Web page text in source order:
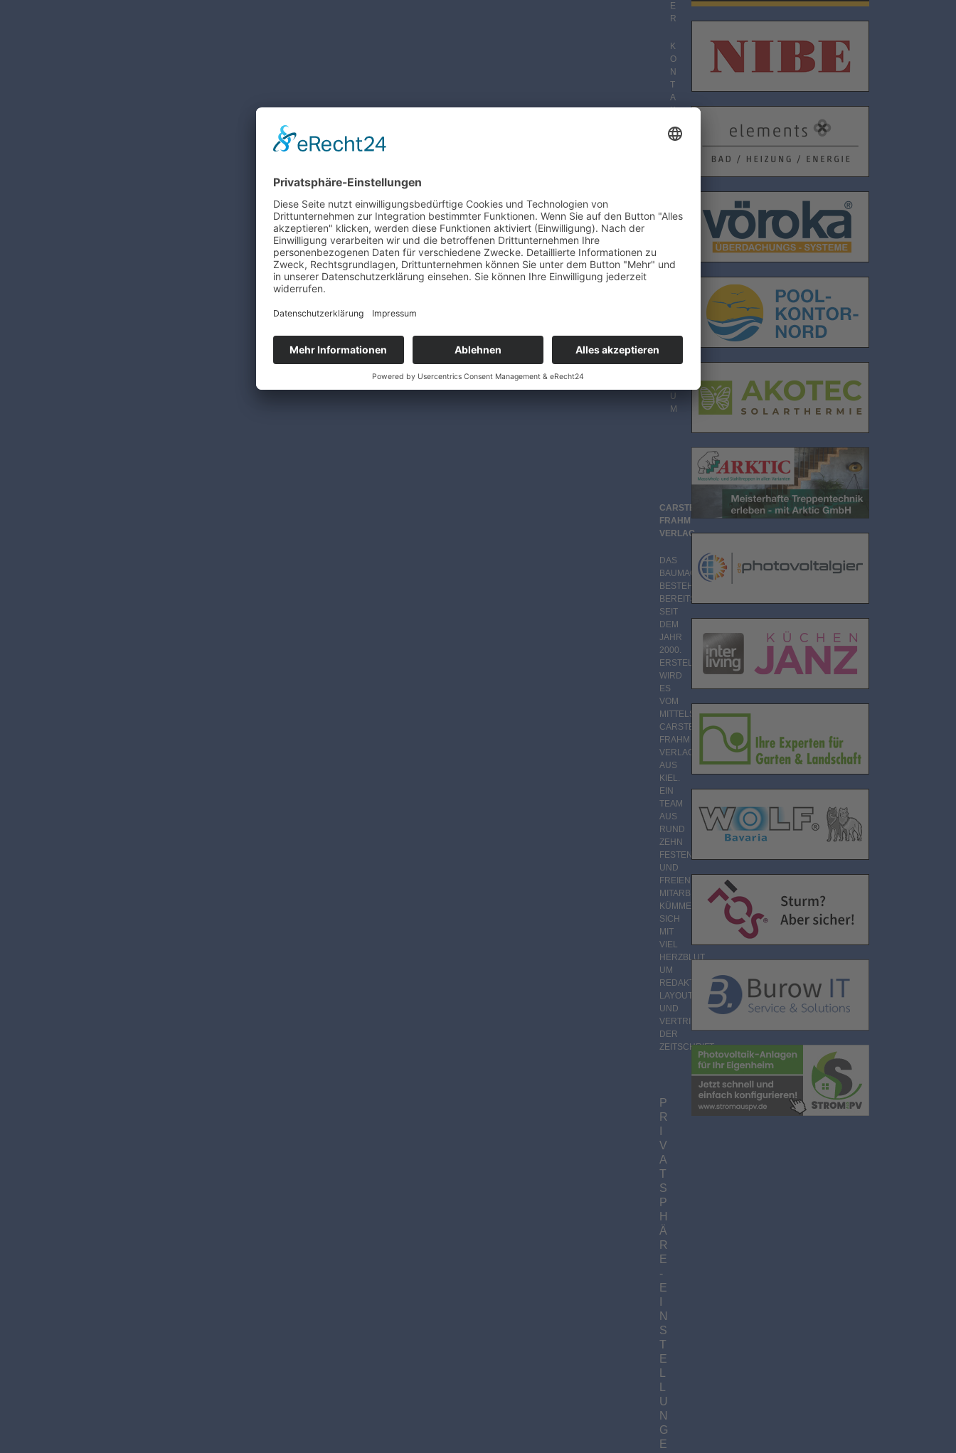
E
R
K
O
N
T
A
K
S
T
U
M
CARSTEN
FRAHM
VERLAG
DAS
BAUMAGAZIN
BESTEHT
BEREITS
SEIT
DEM
JAHR
2000.
ERSTELLT
WIRD
ES
VOM
MITTELSTÄNDISCHEN
CARSTEN
FRAHM
VERLAG
AUS
KIEL.
EIN
TEAM
AUS
RUND
ZEHN
FESTEN
UND
FREIEN
MITARBEITERN
KÜMMERT
SICH
MIT
VIEL
HERZBLUT
UM
REDAKTION,
LAYOUT
UND
VERTRIEB
DER
ZEITSCHRIFT.
P
R
V
A
T
S
P
H
Ä
R
E
-
E
N
S
T
E
U
N
G
E